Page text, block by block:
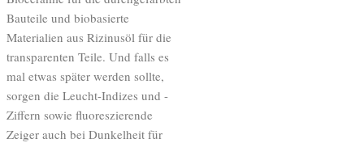
Bauteile und biobasierte
Materialien aus Rizinusöl für die
transparenten Teile. Und falls es
mal etwas später werden sollte,
sorgen die Leucht-Indizes und -
Ziffern sowie fluoreszierende
Zeiger auch bei Dunkelheit für